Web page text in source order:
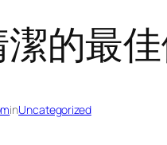
的最
inUncategorized